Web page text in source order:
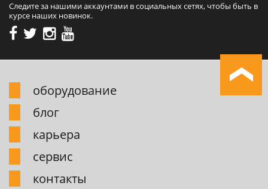
Следите за нашими аккаунтами в социальных сетях, чтобы быть в
курсе наших новинок.
обоpудование
блог
карьера
сервис
контакты